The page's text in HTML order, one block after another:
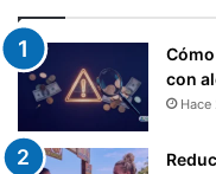
con
Hace